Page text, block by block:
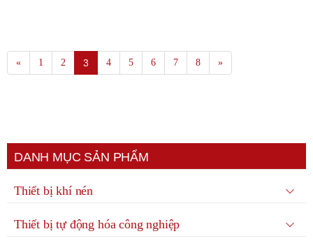
« 1 2 3 4 5 6 7 8 »
DANH MỤC SẢN PHẨM
Thiết bị khí nén
Thiết bị tự động hóa công nghiệp